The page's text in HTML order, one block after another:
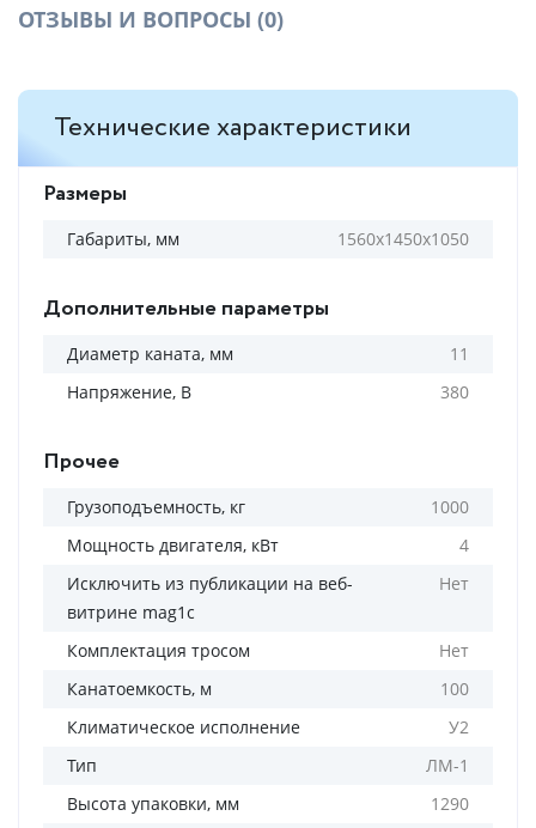
ОТЗЫВЫ И ВОПРОСЫ (0)
Технические характеристики
Размеры
Габариты, мм 1560х1450х1050
Дополнительные параметры
Диаметр каната, мм
11
Напряжение, В
380
Прочее
Грузоподъемность, кг
1000
Мощность двигателя, кВт
4
Исключить из публикации на веб-
витрине mag1c
Нет
Комплектация тросом
Нет
Канатоемкость, м
100
Климатическое исполнение
У2
Тип
ЛМ-1
Высота упаковки, мм
1290